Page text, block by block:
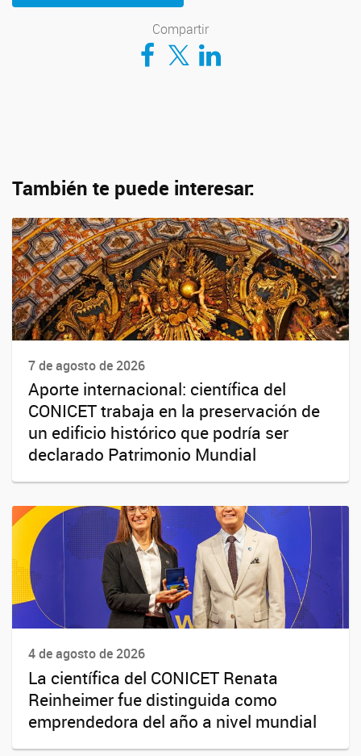
Compartir
Compartir en Facebook
Compartir en TwitterCompartir en LinkedIn
También te puede interesar:
7 de agosto de 2026
Aporte internacional: científica del
CONICET trabaja en la preservación de
un edificio histórico que podría ser
declarado Patrimonio Mundial
4 de agosto de 2026
La científica del CONICET Renata
Reinheimer fue distinguida como
emprendedora del año a nivel mundial